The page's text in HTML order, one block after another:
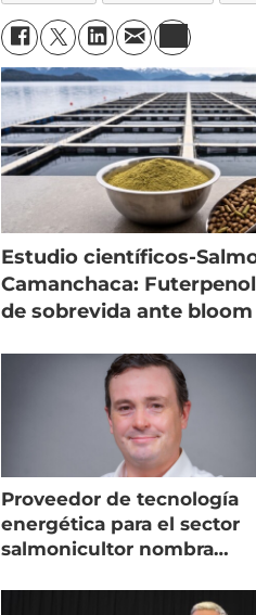
Estudio científicos-
Camanchaca:
de sobrevida ante bloom
Proveedor de tecnología
energética para el sector
salmonicultor nombra